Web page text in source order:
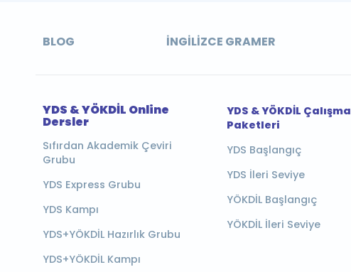
BLOG İNGILIZCE GRAMER
YDS & YÖKDİL Online
Dersler
Sıfırdan Akademik Çeviri
Grubu
YDS Express Grubu
YDS Kampı
YDS+YÖKDİL Hazırlık Grubu
YDS+YÖKDİL Kampı
YDS & YÖKDİL Çalışma
Paketleri
YDS Başlangıç
YDS İleri Seviye
YÖKDİL Başlangıç
YÖKDİL İleri Seviye